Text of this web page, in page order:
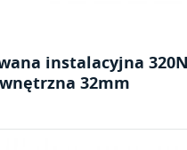
instalacyjna 320N
32mm